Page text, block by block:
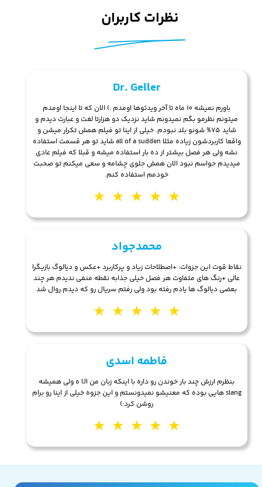
نظرات کاربران
Dr. Geller
باورم نمیشه 10 ماه تا آخر ویدئوها اومدم :) الان که تا اینجا اومدم
میتونم نظرمو بگم نمیدونم شاید نزدیک دو هزارتا لغت و عبارت دیدم و
شاید 75% شونو بلد نبودم. خیلی از اینا تو فیلم همش تکرار میشن و
واقعا کاربردشون زیاده مثلا all of a sudden شاید تو هر قسمت استفاده
نشه ولی هر فصل بیشتر از ده بار استفاده میشه و قبلا که فیلم عادی
میدیدم حواسم نبود الان همش جلوی چشامه و سعی میکنم تو صحبت
خودمم استفاده کنم.
★ ★ ★ ★ ★
محمدجواد
نقاط قوت این جزوات: +اصطلاحات زیاد و پرکاربرد +عکس و دیالوگ بازیگرا
عالی +رنگ های متفاوت هر فصل خیلی جذابه نقطه منفی ندیدم هر چند
بعضی دیالوگ ها یادم رفته بود ولی رفتم سریال رو که دیدم روال شد
★ ★ ★ ★ ★
فاطمه اسدی
بنظرم ارزش چند بار خوندن رو داره با اینکه زبان من UI ه ولی همیشه
slang هایی بوده که معنیشو نمیدونستم و این جزوه خیلی از اینا رو برام
روشن کرد:)
★ ★ ★ ★ ★